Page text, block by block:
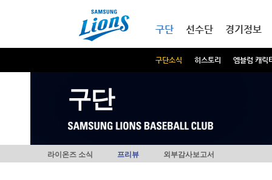
구단
구단소식 히스토리 엠블럼 캐릭
선수단 경기정보
구단
라이온즈 소식 프리뷰 외부감사보고서